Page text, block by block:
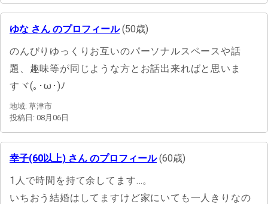
ゆな さん のプロフィール(50歳)
のんびりゆっくりお互いのパーソナルスペースや話
題、趣味等が同じような方とお話出来ればと思いま
すヾ(｡･ω･)ﾉ
地域: 草津市
投稿日: 08月06日
幸子(60以上) さん のプロフィール(60歳)
1人で時間を持て余してます…。
いちおう結婚はしてますけど家にいても一人きりなの